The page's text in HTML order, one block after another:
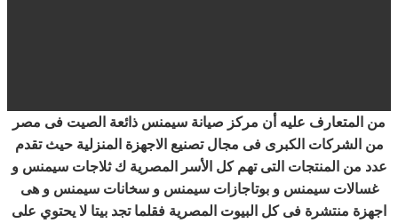
من المتعارف عليه أن مركز صيانة سيمنس ذائعة الصيت فى مصر
من الشركات الكبرى فى مجال تصنيع الاجهزة المنزلية حيث تقدم
عدد من المنتجات التى تهم كل الأسر المصرية ك ثلاجات سيمنس و
غسالات سيمنس و بوتاجازات سيمنس و سخانات سيمنس و هى
اجهزة منتشرة فى كل البيوت المصرية فقلما تجد بيتا لا يحتوي على